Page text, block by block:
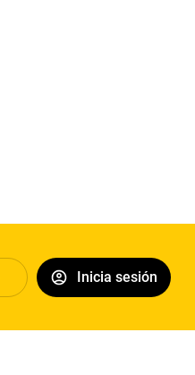
Inicia sesión